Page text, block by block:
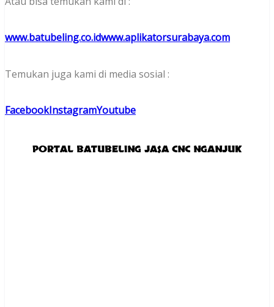
www.batubeling.co.idwww.aplikatorsurabaya.com
Temukan juga kami di media sosial :
FacebookInstagramYoutube
PORTAL BATUBELING JASA CNC NGANJUK